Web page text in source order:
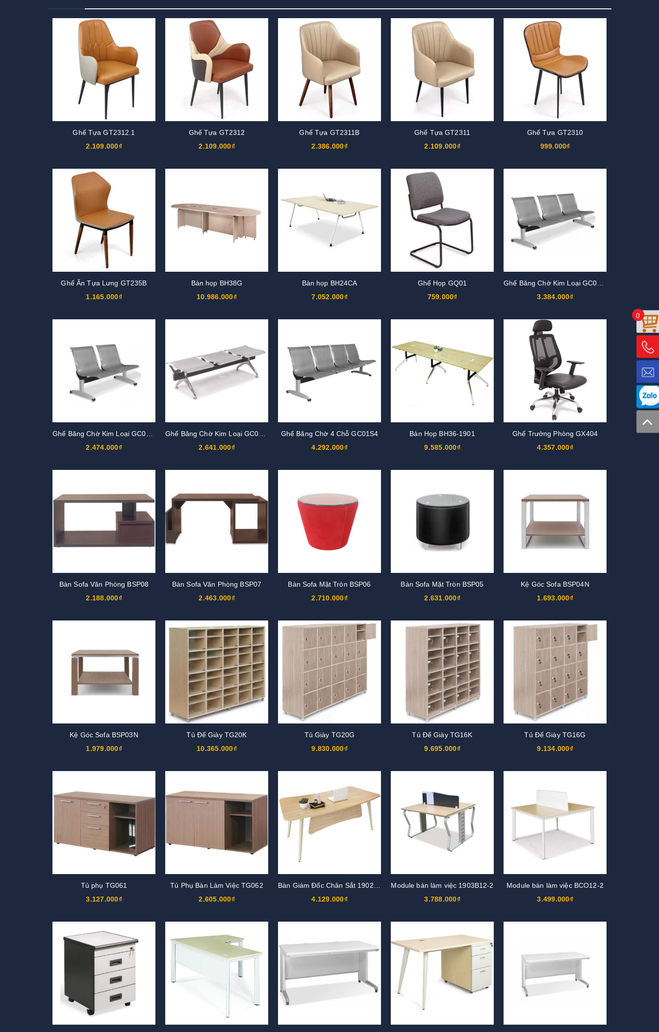
Ghế Tựa GT2312.1
2.109.000₫
Ghế Tựa GT2312
2.109.000₫
Ghế Tựa GT2311B
2.386.000₫
Ghế Tựa GT2311
2.109.000₫
Ghế Tựa GT2310
999.000₫
Ghế Ăn Tựa Lưng GT235B
1.165.000₫
Bàn họp BH38G
10.986.000₫
Bàn họp BH24CA
7.052.000₫
Ghế Họp GQ01
759.000₫
3.384.000₫
2.474.000₫
2.641.000₫
Ghế Băng Chờ 4 Chỗ GC01S4
4.292.000₫
Bàn Họp BH36-1901
9.585.000₫
Ghế Trưởng Phòng GX404
4.357.000₫
Bàn Sofa Văn Phòng BSP08
2.188.000₫
Bàn Sofa Văn Phòng BSP07
2.463.000₫
Bàn Sofa Mặt Tròn BSP06
2.710.000₫
Bàn Sofa Mặt Tròn BSP05
2.631.000₫
Kệ Góc Sofa BSP04N
1.693.000₫
Kệ Góc Sofa BSP03N
1.979.000₫
Tủ Để Giày TG20K
10.365.000₫
Tủ Giày TG20G
9.830.000₫
Tủ Để Giày TG16K
9.695.000₫
Tủ Để Giày TG16G
9.134.000₫
Tủ phụ TG061
3.127.000₫
Tủ Phụ Bàn Làm Việc TG062
2.605.000₫
4.129.000₫
Module bàn làm việc 1903B12-2
3.788.000₫
Module bàn làm việc BCO12-2
3.499.000₫
0